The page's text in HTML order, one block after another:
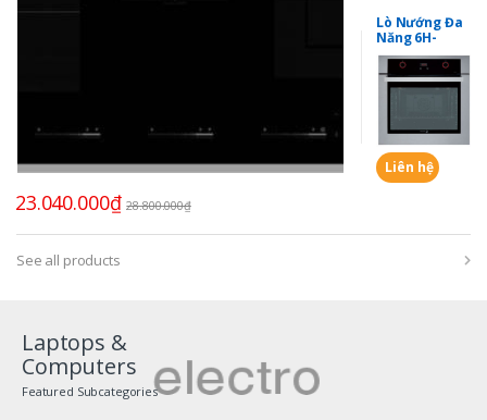
23.040.000₫ 28.800.000₫
Lò Nướng Đa
Năng 6H-
197AX
Liên hệ
See all products
Laptops &
Computers
Featured Subcategories